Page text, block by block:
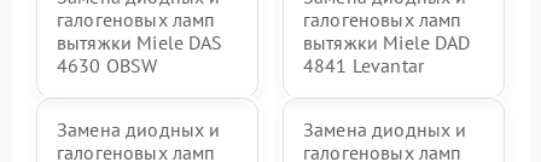
галогеновых ламп
вытяжки Miele DAS
4630 OBSW
галогеновых ламп
вытяжки Miele DAD
4841 Levantar
Замена диодных и
галогеновых ламп
Замена диодных и
галогеновых ламп